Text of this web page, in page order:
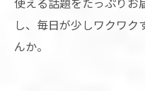
し、毎日が少しワクワク
んか。